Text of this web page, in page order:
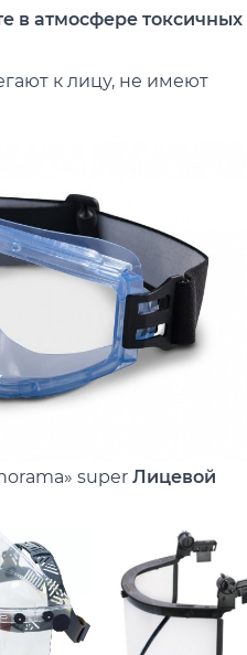
в атмосфере токсичных
к лицу, не имеют
super Лицевой